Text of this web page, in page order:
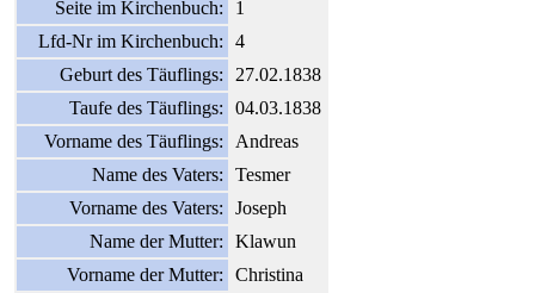
Seite im Kirchenbuch:
1
Lfd-Nr im Kirchenbuch:
4
Geburt des Täuflings:
27.02.1838
Taufe des Täuflings:
04.03.1838
Vorname des Täuflings:
Andreas
Name des Vaters:
Tesmer
Vorname des Vaters:
Joseph
Name der Mutter:
Klawun
Vorname der Mutter:
Christina